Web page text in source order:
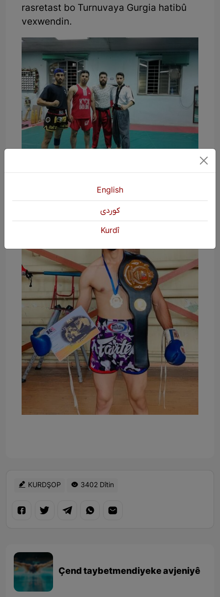
rasretast bo Turnuvaya Gurgia hatibû
vexwendin.
KURDŞOP 3402 Dîtin
Çend taybetmendiyeke avjeniyê
English
كوردی
Kurdî